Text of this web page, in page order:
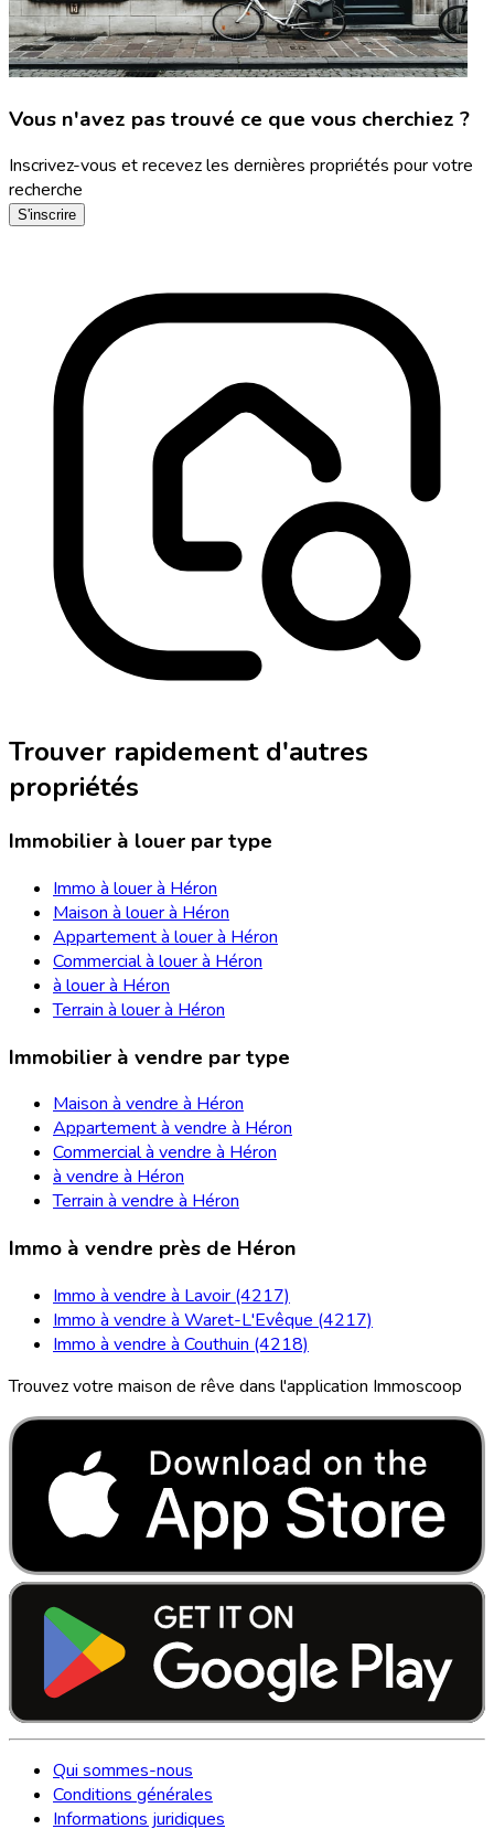
Vous n'avez pas trouvé ce que vous cherchiez ?
Inscrivez-vous et recevez les dernières propriétés pour votre
recherche
S'inscrire
Trouver rapidement d'autres
propriétés
Immobilier à louer par type
Immo à louer à Héron
Maison à louer à Héron
Appartement à louer à Héron
Commercial à louer à Héron
à louer à Héron
Terrain à louer à Héron
Immobilier à vendre par type
Maison à vendre à Héron
Appartement à vendre à Héron
Commercial à vendre à Héron
à vendre à Héron
Terrain à vendre à Héron
Immo à vendre près de Héron
Immo à vendre à Lavoir (4217)
Immo à vendre à Waret-L'Evêque (4217)
Immo à vendre à Couthuin (4218)
Trouvez votre maison de rêve dans l'application Immoscoop
Qui sommes-nous
Conditions générales
Informations juridiques